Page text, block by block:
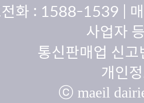
화 : 1588-1539 |
사업자
통신판매업 신
개인
ⓒ maeil